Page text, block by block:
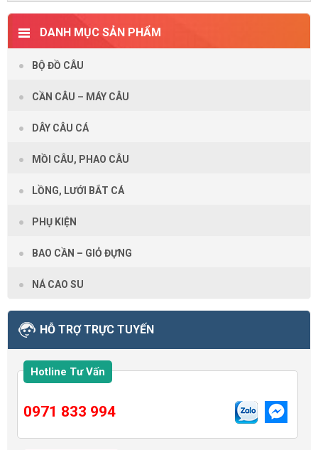
DANH MỤC SẢN PHẨM
BỘ ĐỒ CÂU
CẦN CÂU – MÁY CÂU
DÂY CÂU CÁ
MỒI CÂU, PHAO CÂU
LỒNG, LƯỚI BẮT CÁ
PHỤ KIỆN
BAO CẦN – GIỎ ĐỰNG
NÁ CAO SU
HỖ TRỢ TRỰC TUYẾN
Hotline Tư Vấn
0971 833 994